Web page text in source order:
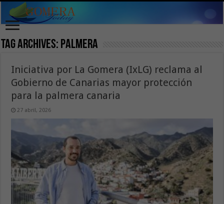
Tag Archives: palmera
Iniciativa por La Gomera (IxLG) reclama al
Gobierno de Canarias mayor protección
para la palmera canaria
27 abril, 2026